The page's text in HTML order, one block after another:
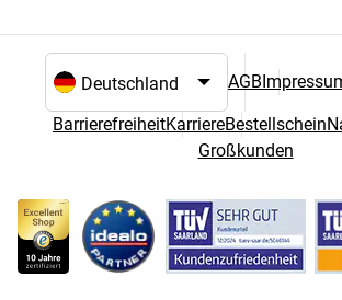
Sprach- und Landesauswahl
AGB
BarrierefreiheitKarriereBestellschein
Großkunden